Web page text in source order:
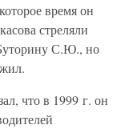
время он
стреляли
С.Ю., но
что в 1999 г. он